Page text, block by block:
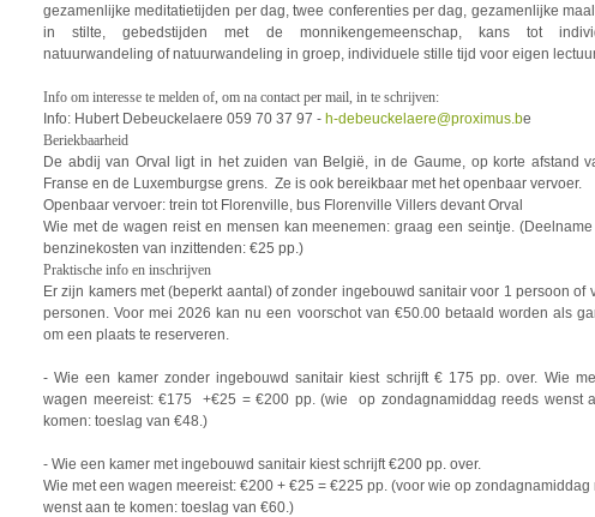
gezamenlijke meditatietijden per dag, twee conferenties per dag, gezamenlijke
in stilte, gebedstijden met de monnikengemeenschap, kans tot
natuurwandeling of natuurwandeling in groep, individuele stille tijd voor eigen
Info om interesse te melden of, om na contact per mail, in te schrijven:
Info: Hubert Debeuckelaere 059 70 37 97 - h-debeuckelaere@proximus.be
Beriekbaarheid
De abdij van Orval ligt in het zuiden van België, in de Gaume, op korte afstand
Franse en de Luxemburgse grens. Ze is ook bereikbaar met het openbaar vervoer.
Openbaar vervoer: trein tot Florenville, bus Florenville Villers devant Orval
Wie met de wagen reist en mensen kan meenemen: graag een seintje.
benzinekosten van inzittenden: €25 pp.)
Praktische info en inschrijven
Er zijn kamers met (beperkt aantal) of zonder ingebouwd sanitair voor 1 persoon of
personen. Voor mei 2026 kan nu een voorschot van €50.00 betaald worden als
om een plaats te reserveren.
- Wie een kamer zonder ingebouwd sanitair kiest schrijft € 175 pp. over. Wie
wagen meereist: €175 +€25 = €200 pp. (wie op zondagnamiddag reeds wenst
komen: toeslag van €48.)
- Wie een kamer met ingebouwd sanitair kiest schrijft €200 pp. over.
Wie met een wagen meereist: €200 + €25 = €225 pp. (voor wie op zondagnamiddag
wenst aan te komen: toeslag van €60.)